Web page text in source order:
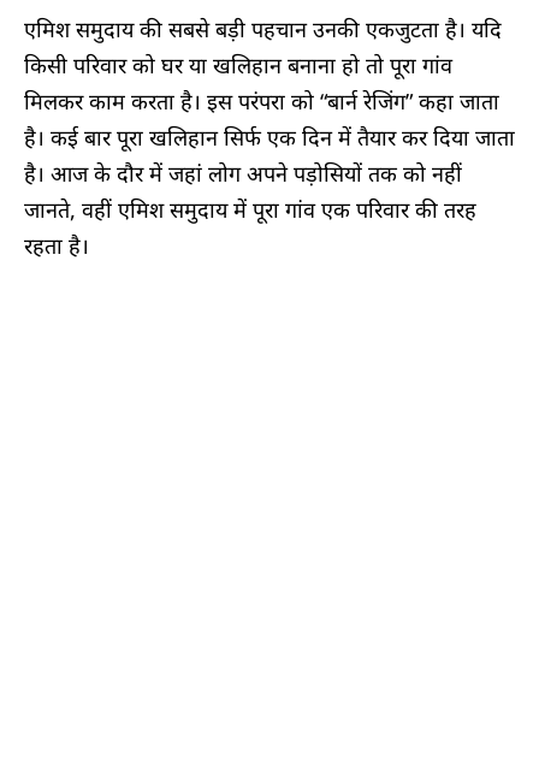
एमिश समुदाय की सबसे बड़ी पहचान उनकी एकजुटता है। यदि
किसी परिवार को घर या खलिहान बनाना हो तो पूरा गांव
मिलकर काम करता है। इस परंपरा को “बार्न रेजिंग” कहा जाता
है। कई बार पूरा खलिहान सिर्फ एक दिन में तैयार कर दिया जाता
है। आज के दौर में जहां लोग अपने पड़ोसियों तक को नहीं
जानते, वहीं एमिश समुदाय में पूरा गांव एक परिवार की तरह
रहता है।